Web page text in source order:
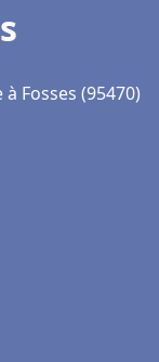
Fosses (95470)